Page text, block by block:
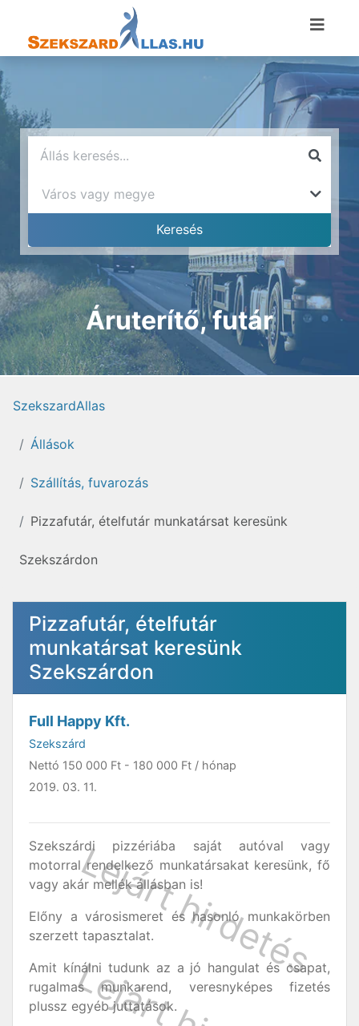
Áruterítő, futár
SzekszardAllas
Állások
Szállítás, fuvarozás
Pizzafutár, ételfutár munkatársat keresünk
Szekszárdon
Pizzafutár, ételfutár
munkatársat keresünk
Szekszárdon
Full Happy Kft.
Szekszárd
Nettó 150 000 Ft - 180 000 Ft / hónap
2019. 03. 11.
Szekszárdi pizzériába saját autóval vagy
motorral rendelkező munkatársakat keresünk, fő
vagy akár mellék állásban is!
Előny a városismeret és hasonló munkakörben
szerzett tapasztalat.
Amit kínálni tudunk az a jó hangulat és csapat,
rugalmas munkarend, veresnyképes fizetés
plussz egyéb juttatások.